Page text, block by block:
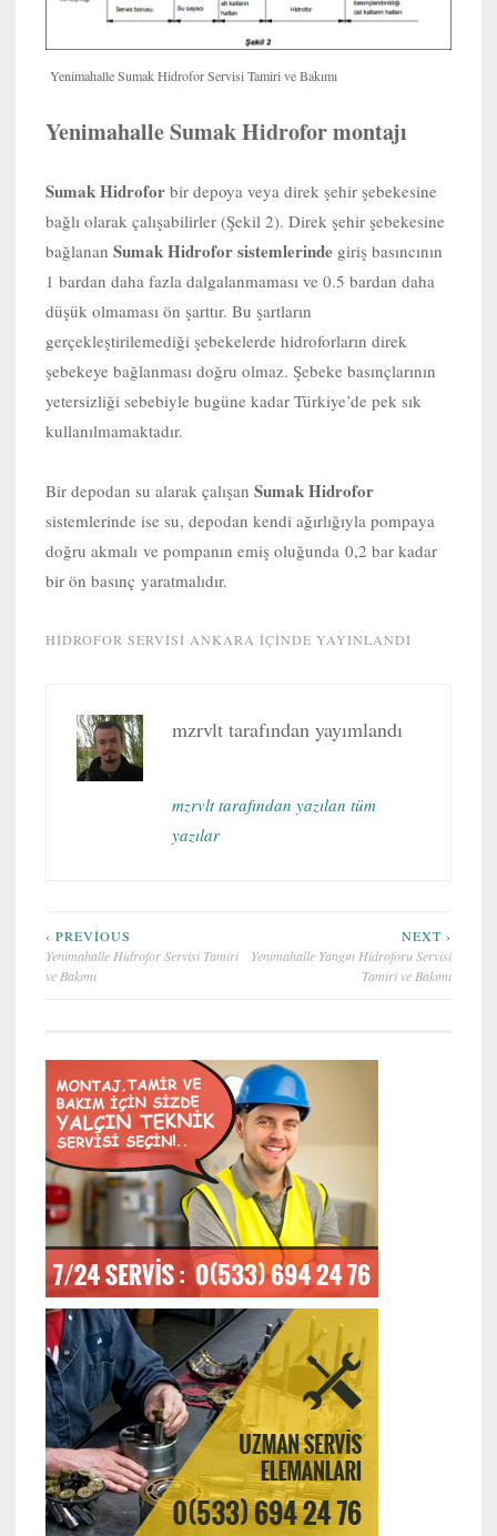
Yenimahalle Sumak Hidrofor Servisi Tamiri ve Bakımı
Yenimahalle Sumak Hidrofor montajı
Sumak Hidrofor bir depoya veya direk şehir şebekesine
bağlı olarak çalışabilirler (Şekil 2). Direk şehir şebekesine
bağlanan Sumak Hidrofor sistemlerinde giriş basıncının
1 bardan daha fazla dalgalanmaması ve 0.5 bardan daha
düşük olmaması ön şarttır. Bu şartların
gerçekleştirilemediği şebekelerde hidroforların direk
şebekeye bağlanması doğru olmaz. Şebeke basınçlarının
yetersizliği sebebiyle bugüne kadar Türkiye’de pek sık
kullanılmamaktadır.
Bir depodan su alarak çalışan Sumak Hidrofor
sistemlerinde ise su, depodan kendi ağırlığıyla pompaya
doğru akmalı ve pompanın emiş oluğunda 0,2 bar kadar
bir ön basınç yaratmalıdır.
HIDROFOR SERVISI ANKARA IÇINDE YAYINLANDI
mzrvlt tarafından yayımlandı
mzrvlt tarafından yazılan tüm
yazılar
Yazı
gezinmesi
‹ PREVIOUS
Yenimahalle Hidrofor Servisi Tamiri
ve Bakımı
NEXT ›
Yenimahalle Yangın Hidroforu Servisi
Tamiri ve Bakımı